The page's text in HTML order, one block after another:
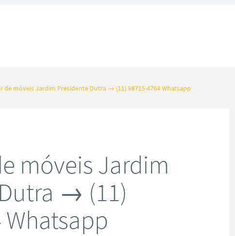
de móveis Jardim Presidente Dutra → (11) 98715-4764 Whatsapp
móveis Jardim
→ (11)
Whatsapp